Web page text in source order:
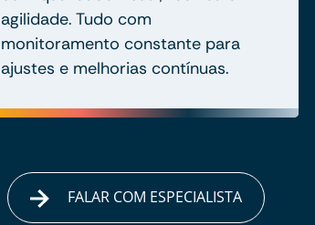
agilidade. Tudo com
monitoramento constante para
ajustes e melhorias contínuas.
FALAR COM ESPECIALISTA